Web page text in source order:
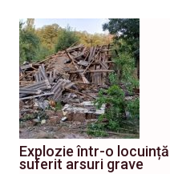
Explozie într-o
suferit arsuri grave